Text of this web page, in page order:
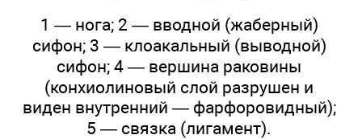
1 — нога; 2 — вводной (жаберный)
сифон; 3 — клоакальный (выводной)
сифон; 4 — вершина раковины
(конхиолиновый слой разрушен и
виден внутренний — фарфоровидный);
5 — связка (лигамент).